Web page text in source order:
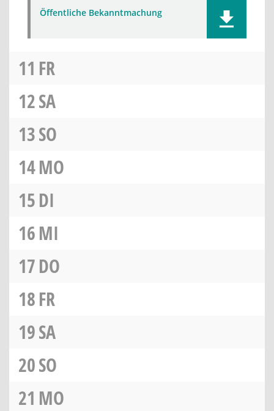
Öffentliche Bekanntmachung
11 FR
12SA
13SO
14MO
15DI
16MI
17DO
18FR
19SA
20SO
21 MO